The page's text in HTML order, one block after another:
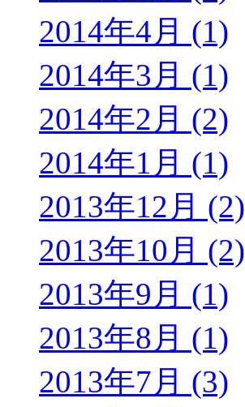
2014年4月 (1)
2014年3月 (1)
2014年2月 (2)
2014年1月 (1)
2013年12月 (2)
2013年10月 (2)
2013年9月 (1)
2013年8月 (1)
2013年7月 (3)